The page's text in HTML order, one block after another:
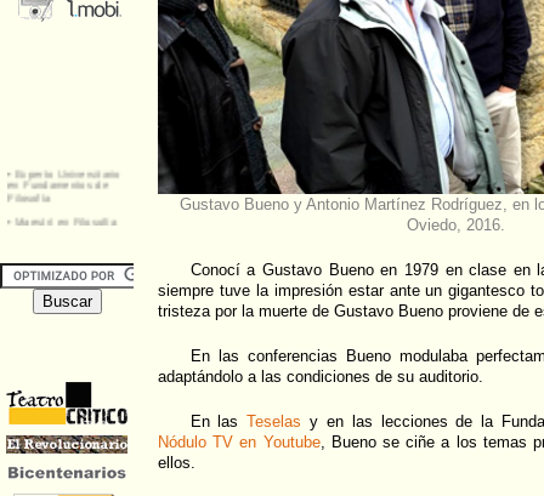
Gustavo Bueno y Antonio Martínez Rodríguez, en
Oviedo, 2016.
Conocí a Gustavo Bueno en 1979 en clase en
siempre tuve la impresión estar ante un gigantesco
tristeza por la muerte de Gustavo Bueno proviene de
En las conferencias Bueno modulaba
adaptándolo a las condiciones de su auditorio.
En lasTeselas y en las lecciones de la
Nódulo TV en Youtube, Bueno se ciñe a los temas
ellos.